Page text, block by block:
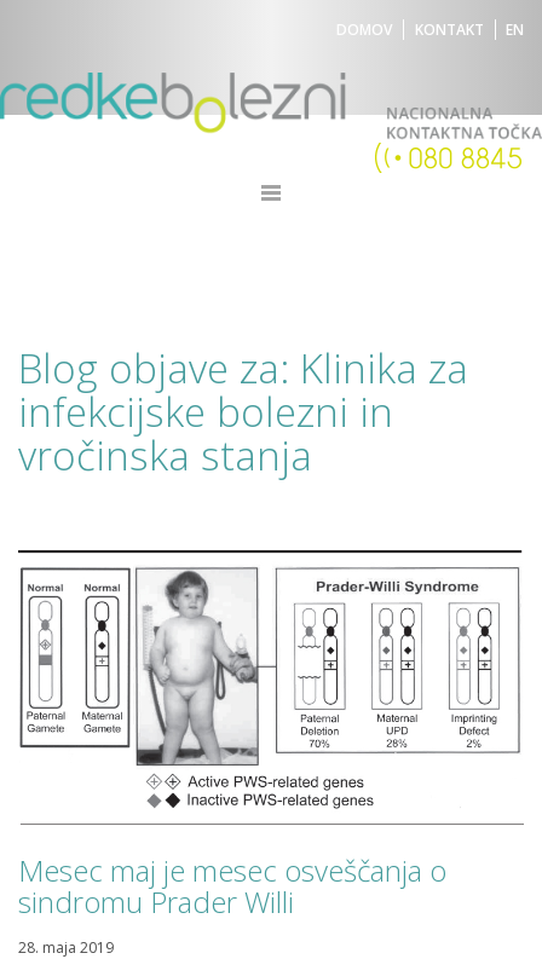
DOMOV KONTAKT EN
Blog objave za: Klinika za
infekcijske bolezni in
vročinska stanja
Mesec maj je mesec osveščanja o
sindromu Prader Willi
28. maja 2019